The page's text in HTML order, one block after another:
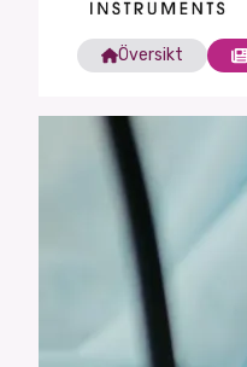
Översikt